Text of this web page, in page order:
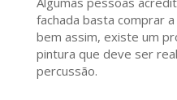
fachada basta comprar
bem assim, existe um
pintura que deve ser
percussão.